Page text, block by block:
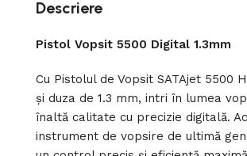
Descriere
Pistol Vopsit 5500 Digital 1.3mm
Cu Pistolul de Vopsit SATAjet 5500
și duza de 1.3 mm, intri în lumea
înaltă calitate cu precizie digitală.
instrument de vopsire de ultimă